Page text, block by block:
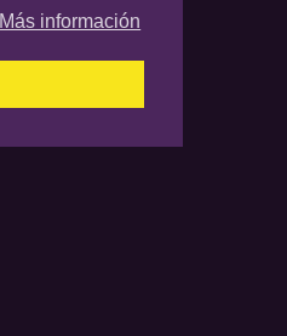
Más información